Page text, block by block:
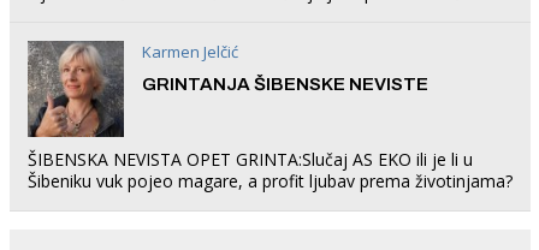
Karmen Jelčić
GRINTANJA ŠIBENSKE NEVISTE
ŠIBENSKA NEVISTA OPET GRINTA:Slučaj AS EKO ili je li u
Šibeniku vuk pojeo magare, a profit ljubav prema životinjama?